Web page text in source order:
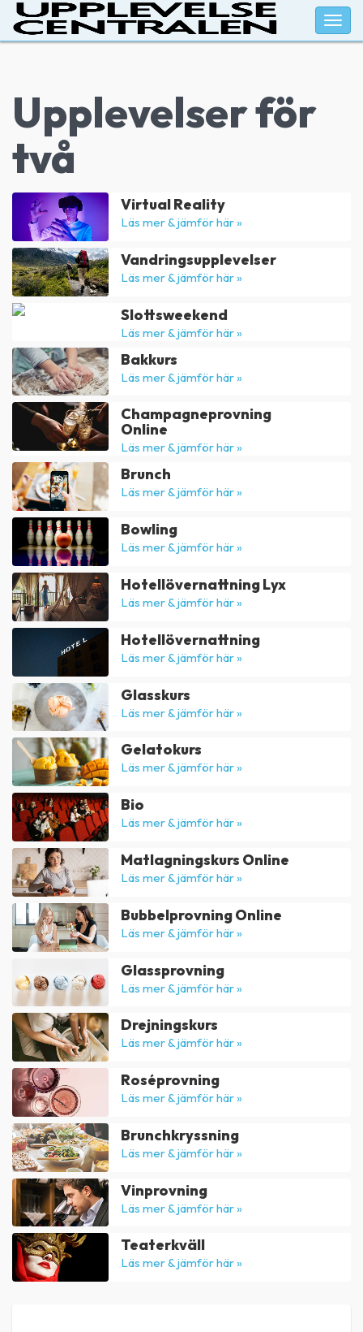
Upplevelser för
två
Virtual Reality
Läs mer & jämför här »
Vandringsupplevelser
Läs mer & jämför här »
Slottsweekend
Läs mer & jämför här »
Bakkurs
Läs mer & jämför här »
Champagneprovning
Online
Läs mer & jämför här »
Brunch
Läs mer & jämför här »
Bowling
Läs mer & jämför här »
Hotellövernattning Lyx
Läs mer & jämför här »
Hotellövernattning
Läs mer & jämför här »
Glasskurs
Läs mer & jämför här »
Gelatokurs
Läs mer & jämför här »
Bio
Läs mer & jämför här »
Matlagningskurs Online
Läs mer & jämför här »
Bubbelprovning Online
Läs mer & jämför här »
Glassprovning
Läs mer & jämför här »
Drejningskurs
Läs mer & jämför här »
Roséprovning
Läs mer & jämför här »
Brunchkryssning
Läs mer & jämför här »
Vinprovning
Läs mer & jämför här »
Teaterkväll
Läs mer & jämför här »